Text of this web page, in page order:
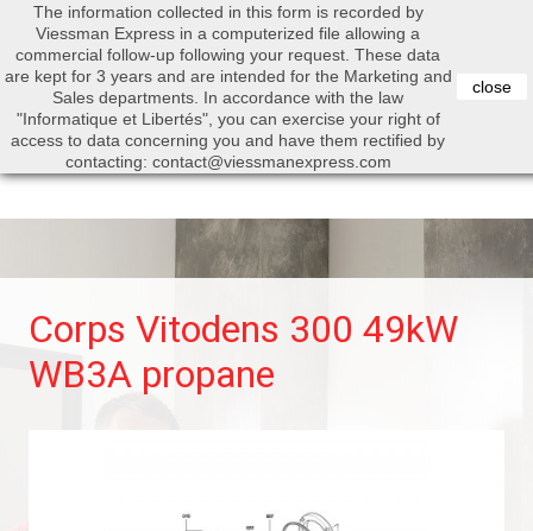
 
Search
Corps Vitodens 300 49kW
WB3A propane
The information collected in this form is recorded by
Viessman Express in a computerized file allowing a
commercial follow-up following your request. These data
are kept for 3 years and are intended for the Marketing and
Sales departments. In accordance with the law
"Informatique et Libertés", you can exercise your right of
access to data concerning you and have them rectified by
contacting: contact@viessmanexpress.com
close